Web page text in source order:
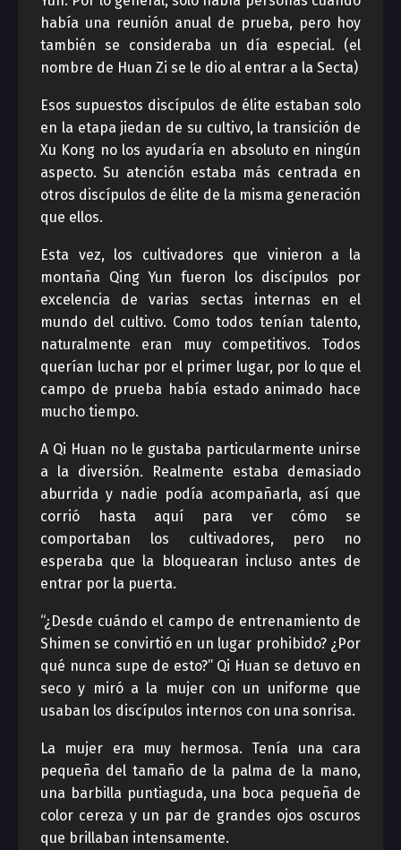
había una reunión anual de prueba, pero hoy
también se consideraba un día especial. (el
nombre de Huan Zi se le dio al entrar a la Secta)
Esos supuestos discípulos de élite estaban solo
en la etapa jiedan de su cultivo, la transición de
Xu Kong no los ayudaría en absoluto en ningún
aspecto. Su atención estaba más centrada en
otros discípulos de élite de la misma generación
que ellos.
Esta vez, los cultivadores que vinieron a la
montaña Qing Yun fueron los discípulos por
excelencia de varias sectas internas en el
mundo del cultivo. Como todos tenían talento,
naturalmente eran muy competitivos. Todos
querían luchar por el primer lugar, por lo que el
campo de prueba había estado animado hace
mucho tiempo.
A Qi Huan no le gustaba particularmente unirse
a la diversión. Realmente estaba demasiado
aburrida y nadie podía acompañarla, así que
corrió hasta aquí para ver cómo se
comportaban los cultivadores, pero no
esperaba que la bloquearan incluso antes de
entrar por la puerta.
“¿Desde cuándo el campo de entrenamiento de
Shimen se convirtió en un lugar prohibido? ¿Por
qué nunca supe de esto?” Qi Huan se detuvo en
seco y miró a la mujer con un uniforme que
usaban los discípulos internos con una sonrisa.
La mujer era muy hermosa. Tenía una cara
pequeña del tamaño de la palma de la mano,
una barbilla puntiaguda, una boca pequeña de
color cereza y un par de grandes ojos oscuros
que brillaban intensamente.